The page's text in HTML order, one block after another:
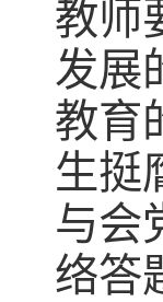
教师
发展
教育
生挺
与会
络答